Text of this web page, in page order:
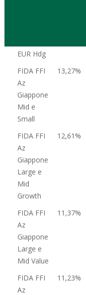
EUR Hdg
FIDA FFI
Az
Giappone
Mid e
Small
13,27%
FIDA FFI
Az
Giappone
Large e
Mid
Growth
12,61%
FIDA FFI
Az
Giappone
Large e
Mid Value
11,37%
FIDA FFI
Az
11,23%